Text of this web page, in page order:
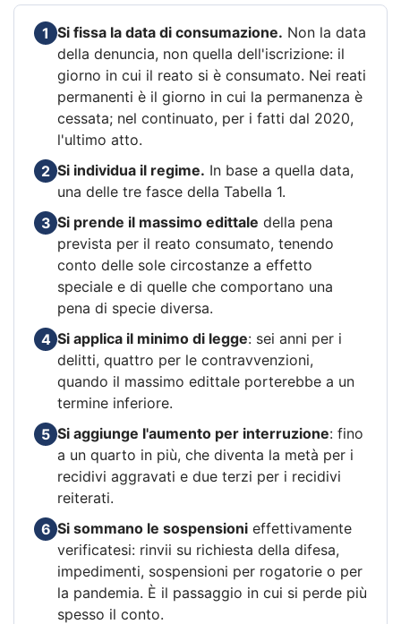
1 Si fissa la data di consumazione. Non la data
della denuncia, non quella dell'iscrizione: il
giorno in cui il reato si è consumato. Nei reati
permanenti è il giorno in cui la permanenza è
cessata; nel continuato, per i fatti dal 2020,
l'ultimo atto.
2 Si individua il regime. In base a quella data,
una delle tre fasce della Tabella 1.
3 Si prende il massimo edittale della pena
prevista per il reato consumato, tenendo
conto delle sole circostanze a effetto
speciale e di quelle che comportano una
pena di specie diversa.
4 Si applica il minimo di legge: sei anni per i
delitti, quattro per le contravvenzioni,
quando il massimo edittale porterebbe a un
termine inferiore.
5 Si aggiunge l'aumento per interruzione: fino
a un quarto in più, che diventa la metà per i
recidivi aggravati e due terzi per i recidivi
reiterati.
6 Si sommano le sospensioni effettivamente
verificatesi: rinvii su richiesta della difesa,
impedimenti, sospensioni per rogatorie o per
la pandemia. È il passaggio in cui si perde più
spesso il conto.